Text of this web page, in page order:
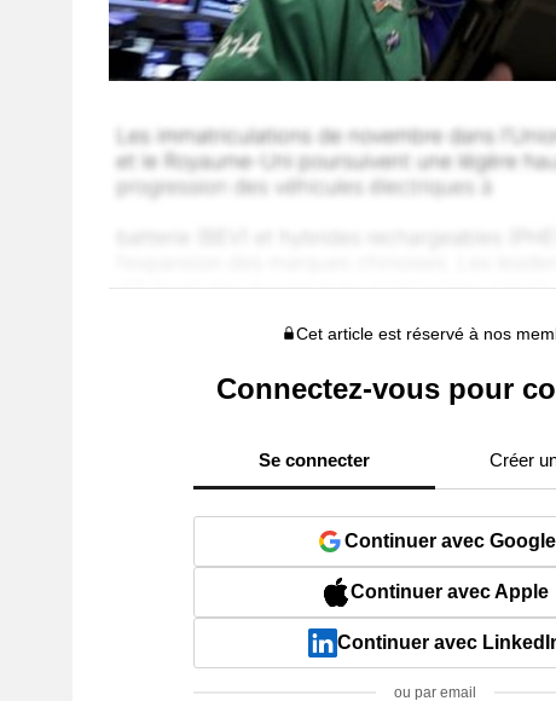
Cet article est réservé à nos
Connectez-vous pour
Se connecter Créer
Continuer avec Google
Continuer avec Apple
Continuer avec
ou par email